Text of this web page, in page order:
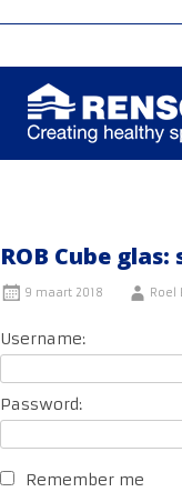
ROB Cube
9 maart 2018 Roel
Username:
Password:
Remember me